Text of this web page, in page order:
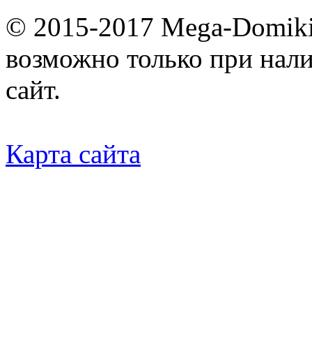
© 2015-2017 Mega-
возможно только при
сайт.
Карта сайта